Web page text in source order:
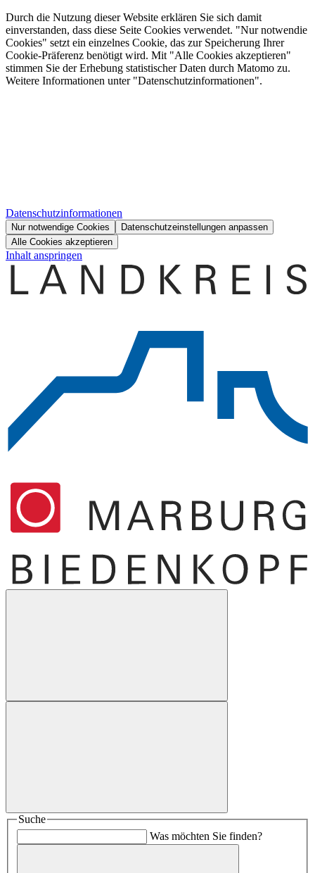
Durch die Nutzung dieser Website erklären Sie sich damit
einverstanden, dass diese Seite Cookies verwendet. "Nur notwendie
Cookies" setzt ein einzelnes Cookie, das zur Speicherung Ihrer
Cookie-Präferenz benötigt wird. Mit "Alle Cookies akzeptieren"
stimmen Sie der Erhebung statistischer Daten durch Matomo zu.
Weitere Informationen unter "Datenschutzinformationen".
Datenschutzinformationen
Nur notwendige Cookies
Datenschutzeinstellungen anpassen
Alle Cookies akzeptieren
Inhalt anspringen
Suche
Was möchten Sie finden?